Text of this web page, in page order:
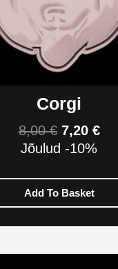
Corgi
8,00€ 7,20 €
Jõulud -10%
Add To Basket